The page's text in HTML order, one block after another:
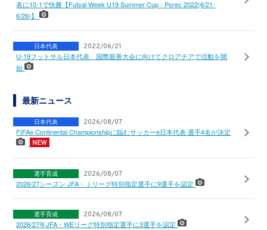
表に10-1で快勝【Futsal Week U19 Summer Cup - Porec 2022(6/21-
6/26)】
日本代表 2022/06/21
U-19フットサル日本代表 国際親善大会に向けてクロアチアで活動を開
始
最新ニュース
日本代表 2026/08/07
FIFAe Continental Championshipに臨むサッカーe日本代表 選手4名が決定
選手育成 2026/08/07
2026/27シーズン JFA・Ｊリーグ特別指定選手に9選手を認定
選手育成 2026/08/07
2026/27年JFA・WEリーグ特別指定選手に3選手を認定